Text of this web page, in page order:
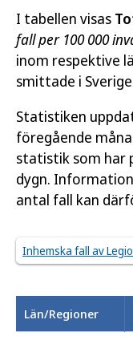
I tabellen visas
fall per 100 000
inom respektive
smittade i
Statistiken
föregående
statistik som har
dygn.
antal fall kan
Inhemska fall av
Län/Regioner